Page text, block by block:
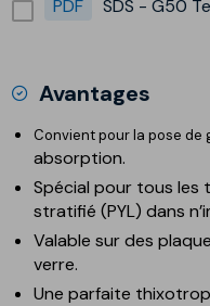
PDF SDS - G50
Avantages
Convient pour la pose
absorption.
Spécial pour tous les
stratifié (PYL) dans
Valable sur des
verre.
Une parfaite